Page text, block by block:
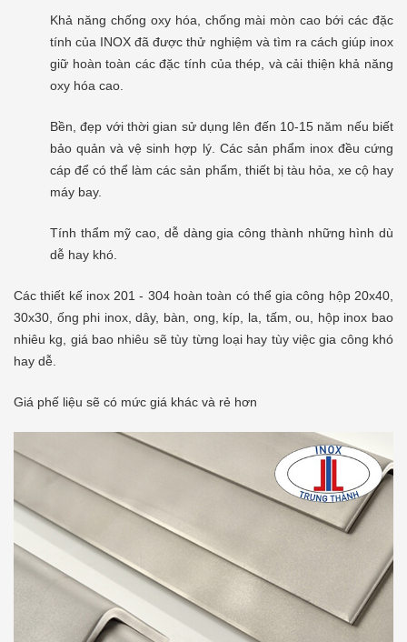
Khả năng chống oxy hóa, chống mài mòn cao bới các đặc
tính của INOX đã được thử nghiệm và tìm ra cách giúp inox
giữ hoàn toàn các đặc tính của thép, và cải thiện khả năng
oxy hóa cao.
Bền, đẹp với thời gian sử dụng lên đến 10-15 năm nếu biết
bảo quản và vệ sinh hợp lý. Các sản phẩm inox đều cứng
cáp để có thể làm các sản phẩm, thiết bị tàu hỏa, xe cộ hay
máy bay.
Tính thẩm mỹ cao, dễ dàng gia công thành những hình dù
dễ hay khó.
Các thiết kế inox 201 - 304 hoàn toàn có thể gia công hộp 20x40,
30x30, ống phi inox, dây, bàn, ong, kíp, la, tấm, ou, hộp inox bao
nhiêu kg, giá bao nhiêu sẽ tùy từng loại hay tùy việc gia công khó
hay dễ.
Giá phế liệu sẽ có mức giá khác và rẻ hơn